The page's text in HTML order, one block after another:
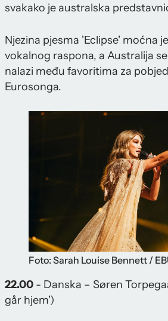
svakako je australska
Njezina pjesma 'Eclipse' moćna
vokalnog raspona, a Australija
nalazi među favoritima za
Eurosonga.
Foto: Sarah Louise Bennett /
22.00 - Danska – Søren
går hjem')